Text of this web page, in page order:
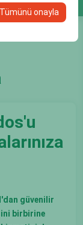
Tümünü onayla
güvenilir
birbirine